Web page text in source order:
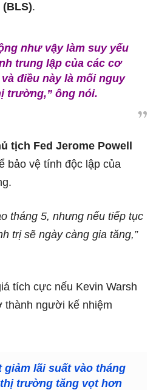
.
như vậy làm suy yếu
trung lập của các cơ
điều này là mối nguy
trường,” ông nói.
tịch Fed Jerome Powell
bảo vệ tính độc lập của
tháng 5, nhưng nếu tiếp tục
trị sẽ ngày càng gia tăng,”
tích cực nếu Kevin Warsh
thành người kế nhiệm
giảm lãi suất vào tháng
trường tăng vọt hơn